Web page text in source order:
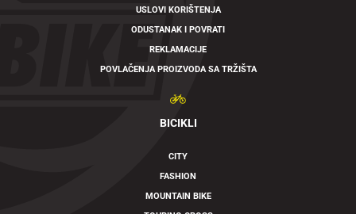
USLOVI KORIŠTENJA
ODUSTANAK I POVRATI
REKLAMACIJE
POVLAČENJA PROIZVODA SA TRŽIŠTA
BICIKLI
CITY
FASHION
MOUNTAIN BIKE